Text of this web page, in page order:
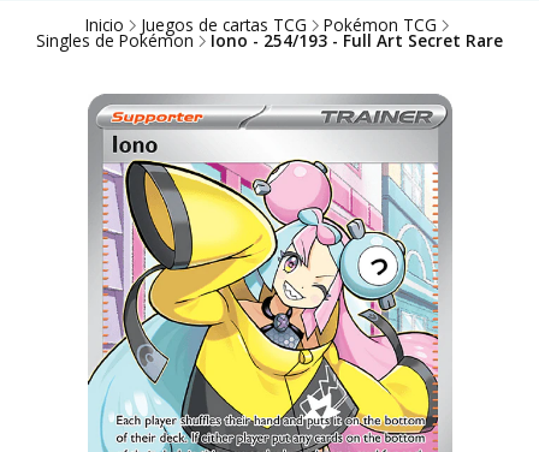
Inicio Juegos de cartas TCG Pokémon TCG
Singles de Pokémon Iono - 254/193 - Full Art Secret Rare